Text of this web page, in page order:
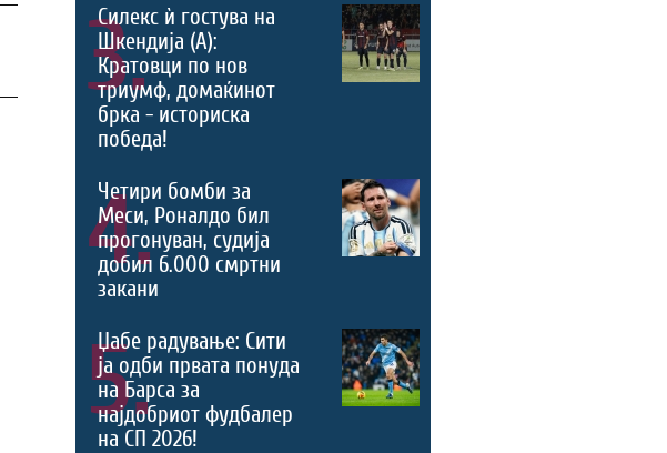
3.
Силекс ѝ гостува на
Шкендија (А):
Кратовци по нов
триумф, домаќинот
брка - историска
победа!
4.
Четири бомби за
Меси, Роналдо бил
прогонуван, судија
добил 6.000 смртни
закани
5.
Џабе радување: Сити
ја одби првата понуда
на Барса за
најдобриот фудбалер
на СП 2026!